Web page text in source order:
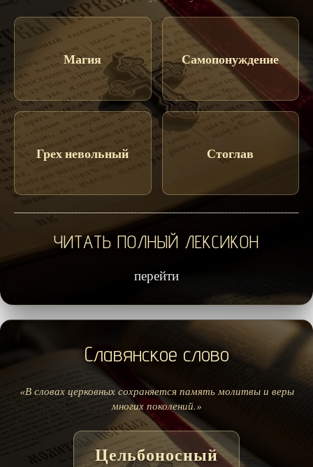
Магия Самопонуждение
Грех невольный Стоглав
ЧИТАТЬ ПОЛНЫЙ ЛЕКСИКОН
перейти
Славянское слово
«В словах церковных сохраняется память молитвы и веры
многих поколений.»
Цельбоносный